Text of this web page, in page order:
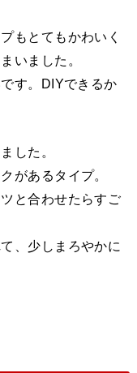
もとてもかわいく
いました。
す。DIYできるか
した。
があるタイプ。
と合わせたらすご
、少しまろやかに